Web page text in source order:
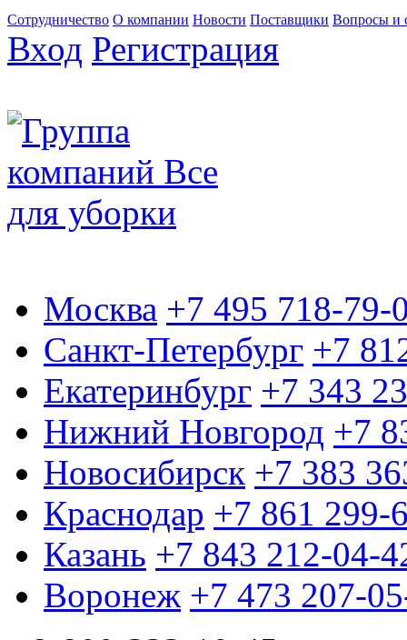
Сотрудничество О компании Новости Поставщики Вопросы и
Вход Регистрация
Москва +7 495 718-79-
Санкт-Петербург +7
Екатеринбург +7 343
Нижний Новгород +7
Новосибирск +7 383
Краснодар +7 861 299-
Казань +7 843 212-04-
Воронеж +7 473 207-